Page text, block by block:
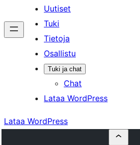
Uutiset
Tuki
Tietoja
Osallistu
Tuki ja chat
Chat
Lataa WordPress
Lataa WordPress